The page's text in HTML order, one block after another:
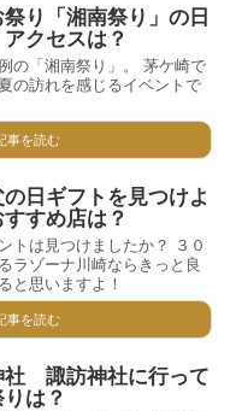
り「湘南祭り」の日
クセスは？
の「湘南祭り」。 茅ケ崎で
の訪れを感じるイベントで
事を読む
日ギフトを見つけよ
すめ店は？
トは見つけましたか？ ３０
ラゾーナ川崎ならきっと良
と思いますよ！
事を読む
社 諏訪神社に行って
は？